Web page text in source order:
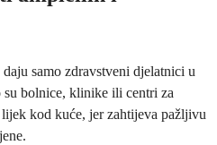
samo zdravstveni djelatnici u
su bolnice, klinike ili centri za
kod kuće, jer zahtijeva pažljivu